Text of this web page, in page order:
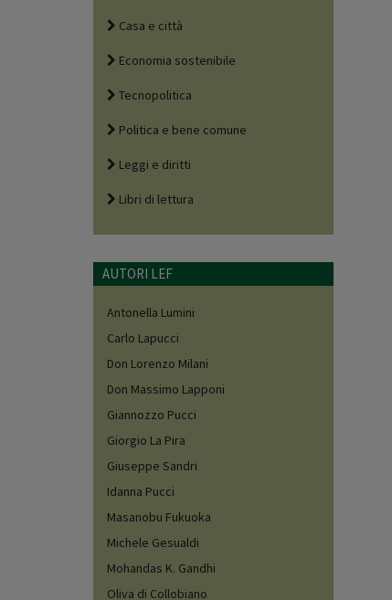
Casa e città
Economia sostenibile
Tecnopolitica
Politica e bene comune
Leggi e diritti
Libri di lettura
AUTORI LEF
Antonella Lumini
Carlo Lapucci
Don Lorenzo Milani
Don Massimo Lapponi
Giannozzo Pucci
Giorgio La Pira
Giuseppe Sandri
Idanna Pucci
Masanobu Fukuoka
Michele Gesualdi
Mohandas K. Gandhi
Oliva di Collobiano